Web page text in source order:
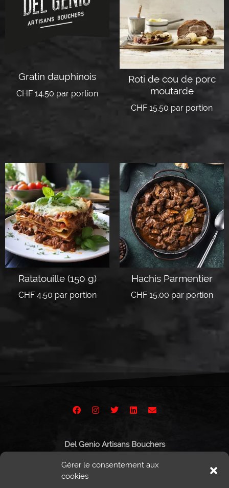
Gérer le consentement aux
cookies
Gratin dauphinois
CHF 14.50 par portion
Roti de cou de porc
moutarde
CHF 15.50 par portion
Ratatouille (150 g)
CHF4.50 par portion
Hachis Parmentier
CHF15.00 par portion
Del Genio Artisans Bouchers
1950 Sion